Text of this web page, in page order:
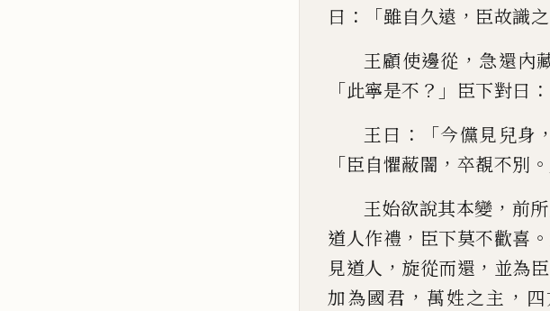
曰 ：「雖自久遠 ， 臣故識之
王顧使邊從 ， 急還內
「此寧是不 ？」 臣下對曰
王曰 ：「今儻見兒身 ，
「臣自懼蔽闇 ， 卒覩不別
王始欲說其本變 ， 前
道人作禮 ， 臣下莫不歡喜 。
見道人 ， 旋從而還 ， 並為
加為國君 ， 萬姓之主 ，